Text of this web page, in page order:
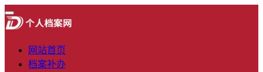
网站首页
档案补办